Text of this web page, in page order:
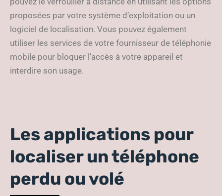
proposées par votre système d’exploitation ou un
logiciel de localisation. Vous pouvez également
utiliser les services de votre fournisseur de téléphonie
mobile pour bloquer l’accès à votre appareil et
interdire son usage.
Les applications pour
localiser un téléphone
perdu ou volé